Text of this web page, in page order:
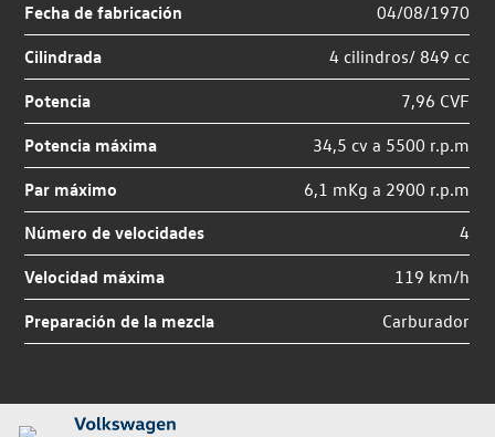
Fecha de fabricación
04/08/1970
Cilindrada
4 cilindros/ 849 cc
Potencia
7,96 CVF
Potencia máxima
34,5 cv a 5500 r.p.m
Par máximo
6,1 mKg a 2900 r.p.m
Número de velocidades
4
Velocidad máxima
119 km/h
Preparación de la mezcla
Carburador